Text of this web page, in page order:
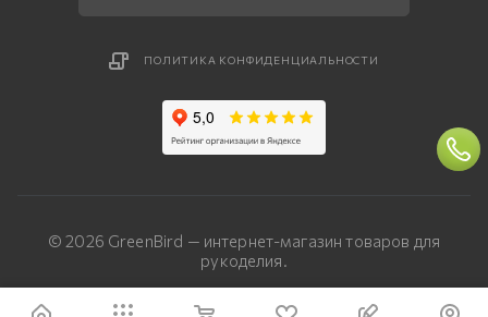
ПОЛИТИКА КОНФИДЕНЦИАЛЬНОСТИ
© 2026 GreenBird — интернет-магазин товаров для
рукоделия.
Разработка сайта — «Четвертый Рим»